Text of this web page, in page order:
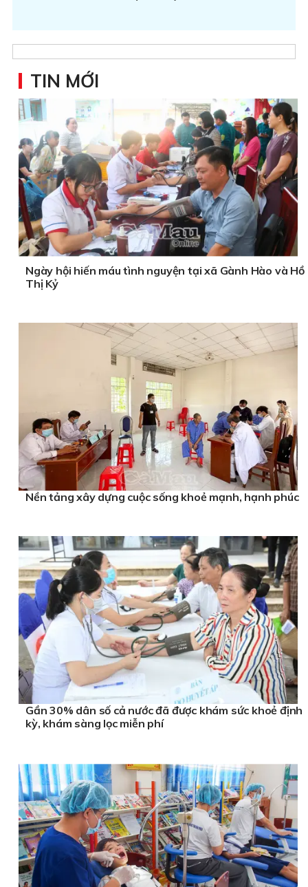
TIN MỚI
Ngày hội hiến máu tình nguyện tại xã Gành Hào và Hồ
Thị Kỷ
Nền tảng xây dựng cuộc sống khoẻ mạnh, hạnh phúc
Gần 30% dân số cả nước đã được khám sức khoẻ định
kỳ, khám sàng lọc miễn phí